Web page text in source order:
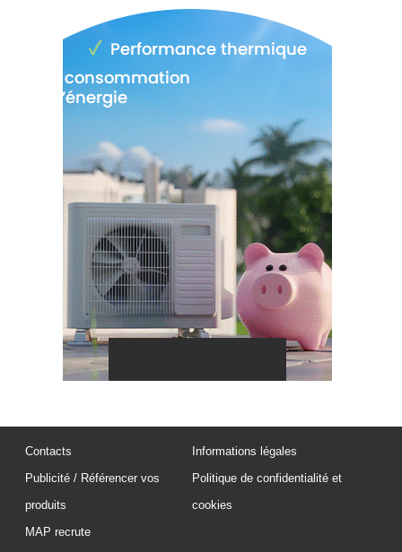
Contacts
Publicité / Référencer vos
produits
MAP recrute
Informations légales
Politique de confidentialité et
cookies